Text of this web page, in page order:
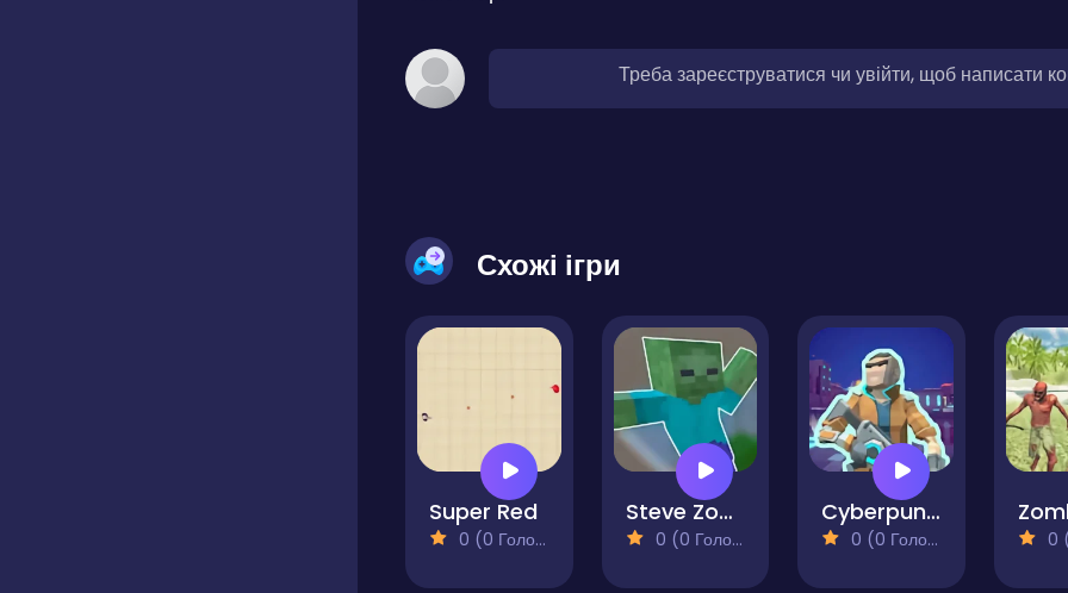
Треба зареєструватися чи увійти, щоб написати
Схожі ігри
Super Red
0 (0 Голосів)
Steve Zombie Shooter
0 (0 Голосів)
Cyberpunk - Resistance
0 (0 Голосів) 0